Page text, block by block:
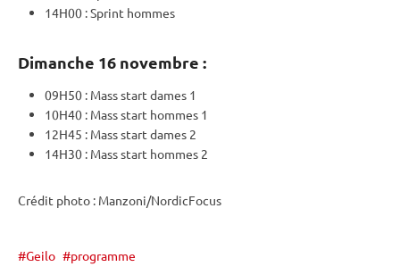
14H00 :Sprint hommes
Dimanche 16 novembre :
09H50 : Mass start dames 1
10H40 : Mass start hommes 1
12H45 : Mass start dames 2
14H30 : Mass start hommes 2
Crédit photo : Manzoni/NordicFocus
Geilo programme